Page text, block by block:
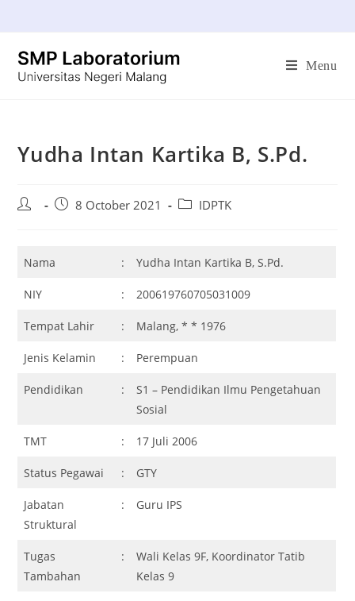
Menu
Yudha Intan Kartika B, S.Pd.
8 October 2021 IDPTK
Nama : Yudha Intan Kartika B, S.Pd.
NIY : 200619760705031009
Tempat Lahir : Malang, * * 1976
Jenis Kelamin : Perempuan
Pendidikan :
S1 – Pendidikan Ilmu Pengetahuan
Sosial
TMT : 17 Juli 2006
Status Pegawai : GTY
Jabatan
Struktural
: Guru IPS
Tugas
Tambahan
:
Wali Kelas 9F, Koordinator Tatib
Kelas 9